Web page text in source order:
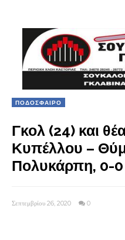
ΠΟΔΟΣΦΑΙΡΟ
Γκολ (24) και
Κυπέλλου –
Πολυκάρπη, 0-0
Σεπτεμβρίου 26, 2020 0